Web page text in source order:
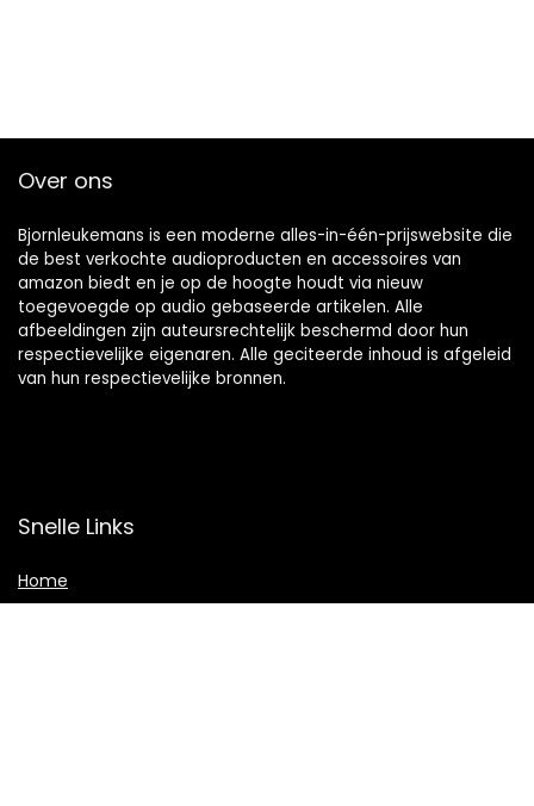
Over ons
Bjornleukemans is een moderne alles-in-één-prijswebsite die
de best verkochte audioproducten en accessoires van
amazon biedt en je op de hoogte houdt via nieuw
toegevoegde op audio gebaseerde artikelen. Alle
afbeeldingen zijn auteursrechtelijk beschermd door hun
respectievelijke eigenaren. Alle geciteerde inhoud is afgeleid
van hun respectievelijke bronnen.
Snelle Links
Home